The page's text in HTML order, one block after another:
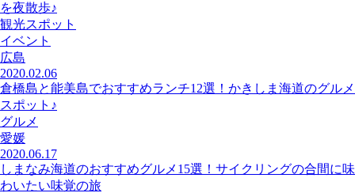
を夜散歩♪
観光スポット
イベント
広島
2020.02.06
倉橋島と能美島でおすすめランチ12選！かきしま海道のグルメ
スポット♪
グルメ
愛媛
2020.06.17
しまなみ海道のおすすめグルメ15選！サイクリングの合間に味
わいたい味覚の旅